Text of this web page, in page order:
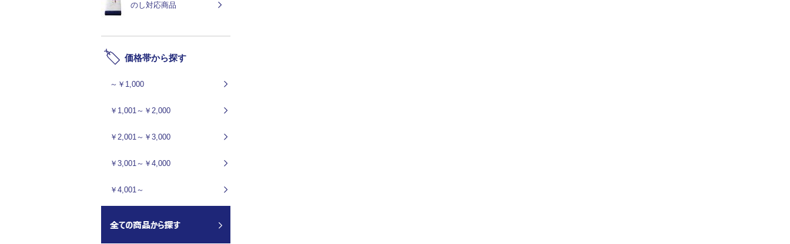
のし対応商品
価格帯から探す
～￥1,000
￥1,001～￥2,000
￥2,001～￥3,000
￥3,001～￥4,000
￥4,001～